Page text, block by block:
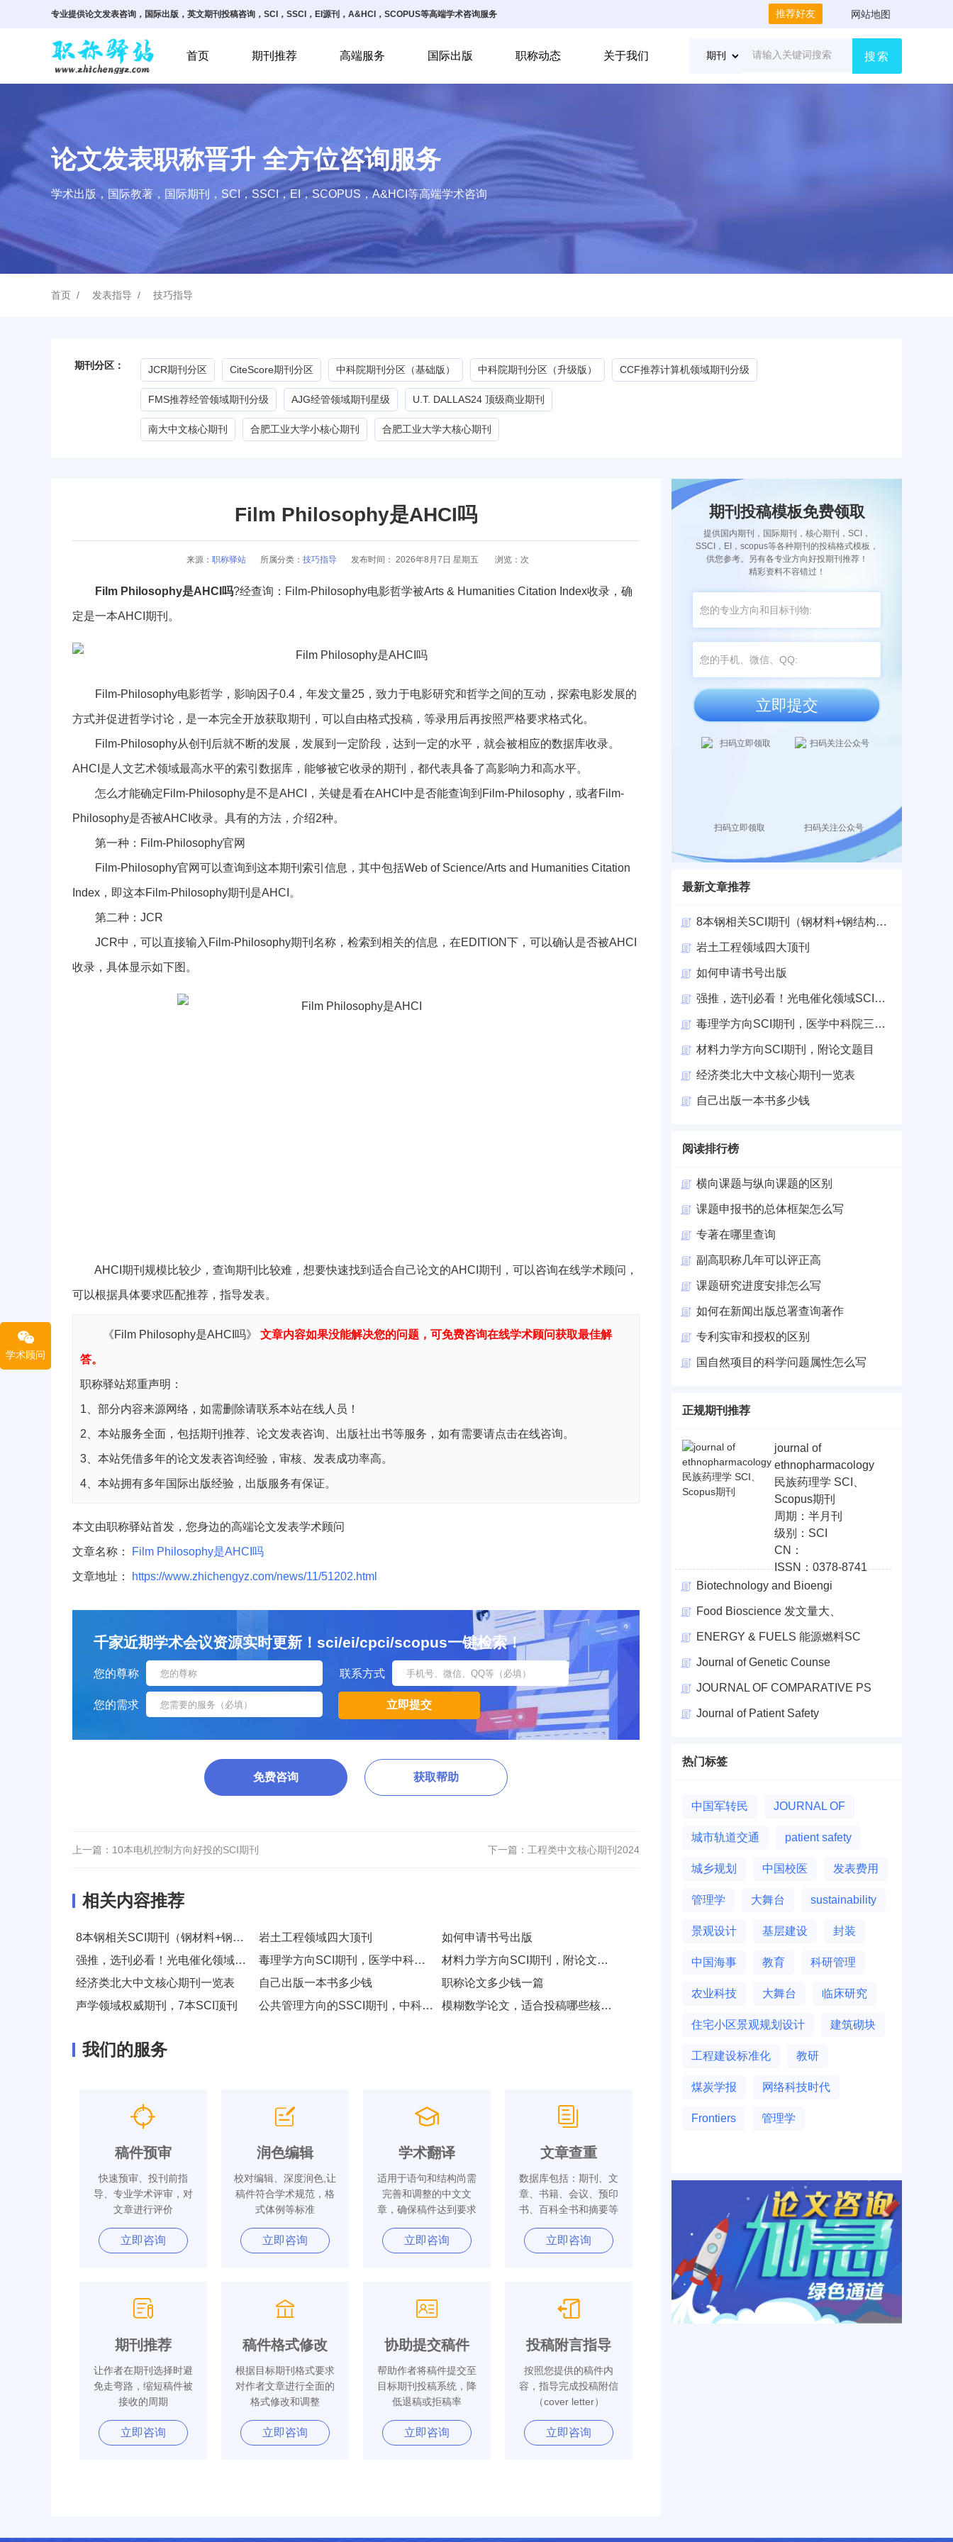
专业提供论文发表咨询，国际出版，英文期刊投稿咨询，SCI，SSCI，EI源刊，A&HCI，SCOPUS等高端学术咨询服务 推荐好友 网站地图
首页 期刊推荐 高端服务 国际出版 职称动态 关于我们 搜索
论文发表职称晋升 全方位咨询服务
学术出版，国际教著，国际期刊，SCI，SSCI，EI，SCOPUS，A&HCI等高端学术咨询
首页 发表指导 技巧指导
期刊分区： JCR期刊分区 CiteScore期刊分区 中科院期刊分区（基础版） 中科院期刊分区（升级版） CCF推荐计算机领域期刊分级
FMS推荐经管领域期刊分级 AJG经管领域期刊星级 U.T. DALLAS24 顶级商业期刊
南大中文核心期刊 合肥工业大学小核心期刊 合肥工业大学大核心期刊
Film Philosophy是AHCI吗
来源： 职称驿站 所属分类： 技巧指导 发布时间： 2026年8月7日 星期五 浏览： 次
Film Philosophy是AHCI吗?经查询：Film-Philosophy电影哲学被Arts & Humanities Citation Index收录，确
定是一本AHCI期刊。
Film-Philosophy电影哲学，影响因子0.4，年发文量25，致力于电影研究和哲学之间的互动，探索电影发展的
方式并促进哲学讨论，是一本完全开放获取期刊，可以自由格式投稿，等录用后再按照严格要求格式化。
Film-Philosophy从创刊后就不断的发展，发展到一定阶段，达到一定的水平，就会被相应的数据库收录。
AHCI是人文艺术领域最高水平的索引数据库，能够被它收录的期刊，都代表具备了高影响力和高水平。
怎么才能确定Film-Philosophy是不是AHCI，关键是看在AHCI中是否能查询到Film-Philosophy，或者Film-
Philosophy是否被AHCI收录。具有的方法，介绍2种。
第一种：Film-Philosophy官网
Film-Philosophy官网可以查询到这本期刊索引信息，其中包括Web of Science/Arts and Humanities Citation
Index，即这本Film-Philosophy期刊是AHCI。
第二种：JCR
JCR中，可以直接输入Film-Philosophy期刊名称，检索到相关的信息，在EDITION下，可以确认是否被AHCI
收录，具体显示如下图。
AHCI期刊规模比较少，查询期刊比较难，想要快速找到适合自己论文的AHCI期刊，可以咨询在线学术顾问，
可以根据具体要求匹配推荐，指导发表。
《Film Philosophy是AHCI吗》 文章内容如果没能解决您的问题，可免费咨询在线学术顾问获取最佳解
答。
职称驿站郑重声明：
1、部分内容来源网络，如需删除请联系本站在线人员！
2、本站服务全面，包括期刊推荐、论文发表咨询、出版社出书等服务，如有需要请点击在线咨询。
3、本站凭借多年的论文发表咨询经验，审核、发表成功率高。
4、本站拥有多年国际出版经验，出版服务有保证。
本文由职称驿站首发，您身边的高端论文发表学术顾问
文章名称： Film Philosophy是AHCI吗
文章地址： https://www.zhichengyz.com/news/11/51202.html
千家近期学术会议资源实时更新！sci/ei/cpci/scopus一键检索！
您的尊称 联系方式
您的需求
免费咨询 获取帮助
上一篇： 10本电机控制方向好投的SCI期刊 下一篇： 工程类中文核心期刊2024
相关内容推荐
8本钢相关SCI期刊（钢材料+钢结构+钢铁冶金） 岩土工程领域四大顶刊
如何申请书号出版
强推，选刊必看！光电催化领域SCI期刊
毒理学方向SCI期刊，医学中科院三四区，推荐6本
材料力学方向SCI期刊，附论文题目
经济类北大中文核心期刊一览表
自己出版一本书多少钱
职称论文多少钱一篇
声学领域权威期刊，7本SCI顶刊
公共管理方向的SSCI期刊，中科院管理学2-4区 模糊数学论文，适合投稿哪些核心期刊
我们的服务
稿件预审
快速预审、投刊前指
导、专业学术评审，对
文章进行评价
立即咨询
润色编辑
校对编辑、深度润色,让
稿件符合学术规范，格
式体例等标准
立即咨询
学术翻译
适用于语句和结构尚需
完善和调整的中文文
章，确保稿件达到要求
立即咨询
文章查重
数据库包括：期刊、文
章、书籍、会议、预印
书、百科全书和摘要等
立即咨询
期刊推荐
让作者在期刊选择时避
免走弯路，缩短稿件被
接收的周期
立即咨询
稿件格式修改
根据目标期刊格式要求
对作者文章进行全面的
格式修改和调整
立即咨询
协助提交稿件
帮助作者将稿件提交至
目标期刊投稿系统，降
低退稿或拒稿率
立即咨询
投稿附言指导
按照您提供的稿件内
容，指导完成投稿附信
（cover letter）
立即咨询
期刊投稿模板免费领取
提供国内期刊，国际期刊，核心期刊，SCI，
SSCI，EI，scopus等各种期刊的投稿格式模板，
供您参考。另有各专业方向好投期刊推荐！
精彩资料不容错过！
立即提交
扫码立即领取 扫码关注公众号
最新文章推荐
8本钢相关SCI期刊（钢材料+钢结构+钢铁
岩土工程领域四大顶刊
如何申请书号出版
强推，选刊必看！光电催化领域SCI期刊
毒理学方向SCI期刊，医学中科院三四区
材料力学方向SCI期刊，附论文题目
经济类北大中文核心期刊一览表
自己出版一本书多少钱
阅读排行榜
横向课题与纵向课题的区别
课题申报书的总体框架怎么写
专著在哪里查询
副高职称几年可以评正高
课题研究进度安排怎么写
如何在新闻出版总署查询著作
专利实审和授权的区别
国自然项目的科学问题属性怎么写
正规期刊推荐
journal of
ethnopharmacology
民族药理学 SCI、
Scopus期刊
周期：半月刊
级别：SCI
CN：
ISSN：0378-8741
Biotechnology and Bioengi
Food Bioscience 发文量大、
ENERGY & FUELS 能源燃料SC
Journal of Genetic Counse
JOURNAL OF COMPARATIVE PS
Journal of Patient Safety
热门标签
中国军转民 JOURNAL OF
城市轨道交通 patient safety
城乡规划 中国校医 发表费用
管理学 大舞台 sustainability
景观设计 基层建设 封装
中国海事 教育 科研管理
农业科技 大舞台 临床研究
住宅小区景观规划设计 建筑砌块
工程建设标准化 教研
煤炭学报 网络科技时代
Frontiers 管理学
学术顾问